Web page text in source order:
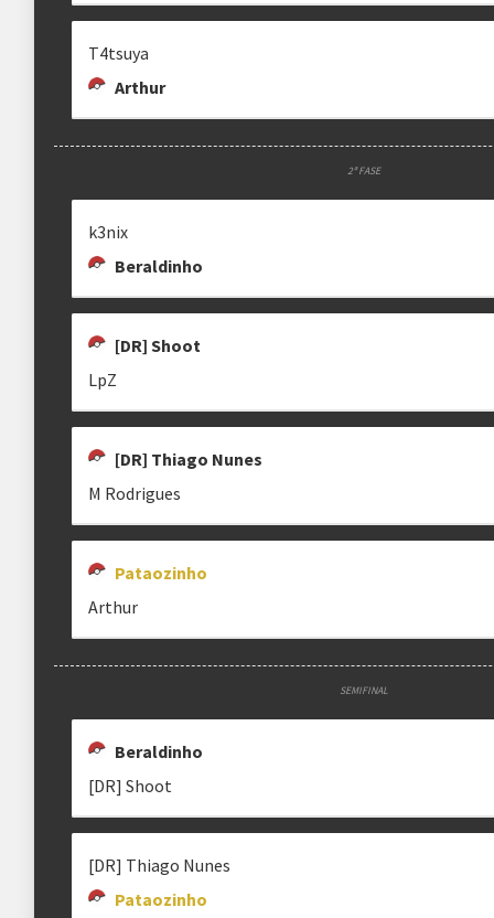
clicando aqui
T4tsuya
Arthur
2ª FASE
k3nix
Beraldinho
[DR] Shoot
LpZ
[DR] Thiago Nunes
M Rodrigues
Pataozinho
Arthur
SEMIFINAL
Beraldinho
[DR] Shoot
[DR] Thiago Nunes
Pataozinho